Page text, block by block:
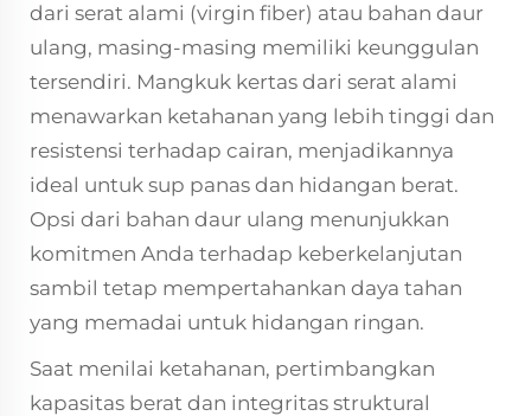
dari serat alami (virgin fiber) atau bahan daur
ulang, masing-masing memiliki keunggulan
tersendiri. Mangkuk kertas dari serat alami
menawarkan ketahanan yang lebih tinggi dan
resistensi terhadap cairan, menjadikannya
ideal untuk sup panas dan hidangan berat.
Opsi dari bahan daur ulang menunjukkan
komitmen Anda terhadap keberkelanjutan
sambil tetap mempertahankan daya tahan
yang memadai untuk hidangan ringan.
Saat menilai ketahanan, pertimbangkan
kapasitas berat dan integritas struktural